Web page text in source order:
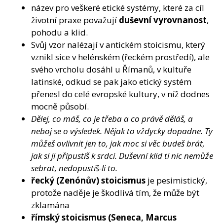
název pro veškeré etické systémy, které za cíl
životní praxe považují duševní vyrovnanost,
pohodu a klid.
Svůj vzor nalézají v antickém stoicismu, který
vznikl sice v helénském (řeckém prostředí), ale
svého vrcholu dosáhl u Římanů, v kultuře
latinské, odkud se pak jako etický systém
přenesl do celé evropské kultury, v níž dodnes
mocně působí.
Dělej, co máš, co je třeba a co právě děláš, a
neboj se o výsledek. Nějak to vždycky dopadne. Ty
můžeš ovlivnit jen to, jak moc si věc budeš brát,
jak si ji připustíš k srdci. Duševní klid ti nic nemůže
sebrat, nedopustíš-li to.
řecký (Zenónův) stoicismus je pesimistický,
protože naděje je škodlivá tím, že může být
zklamána
římský stoicismus (Seneca, Marcus